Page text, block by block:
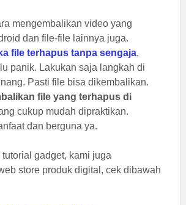
mengembalikan video yang
dan file-file lainnya juga.
file terhapus tanpa sengaja,
panik. Lakukan saja langkah di
Pasti file bisa dikembalikan.
file yang terhapus di
cukup mudah dipraktikan.
dan berguna ya.
gadget, kami juga
store produk digital, cek dibawah